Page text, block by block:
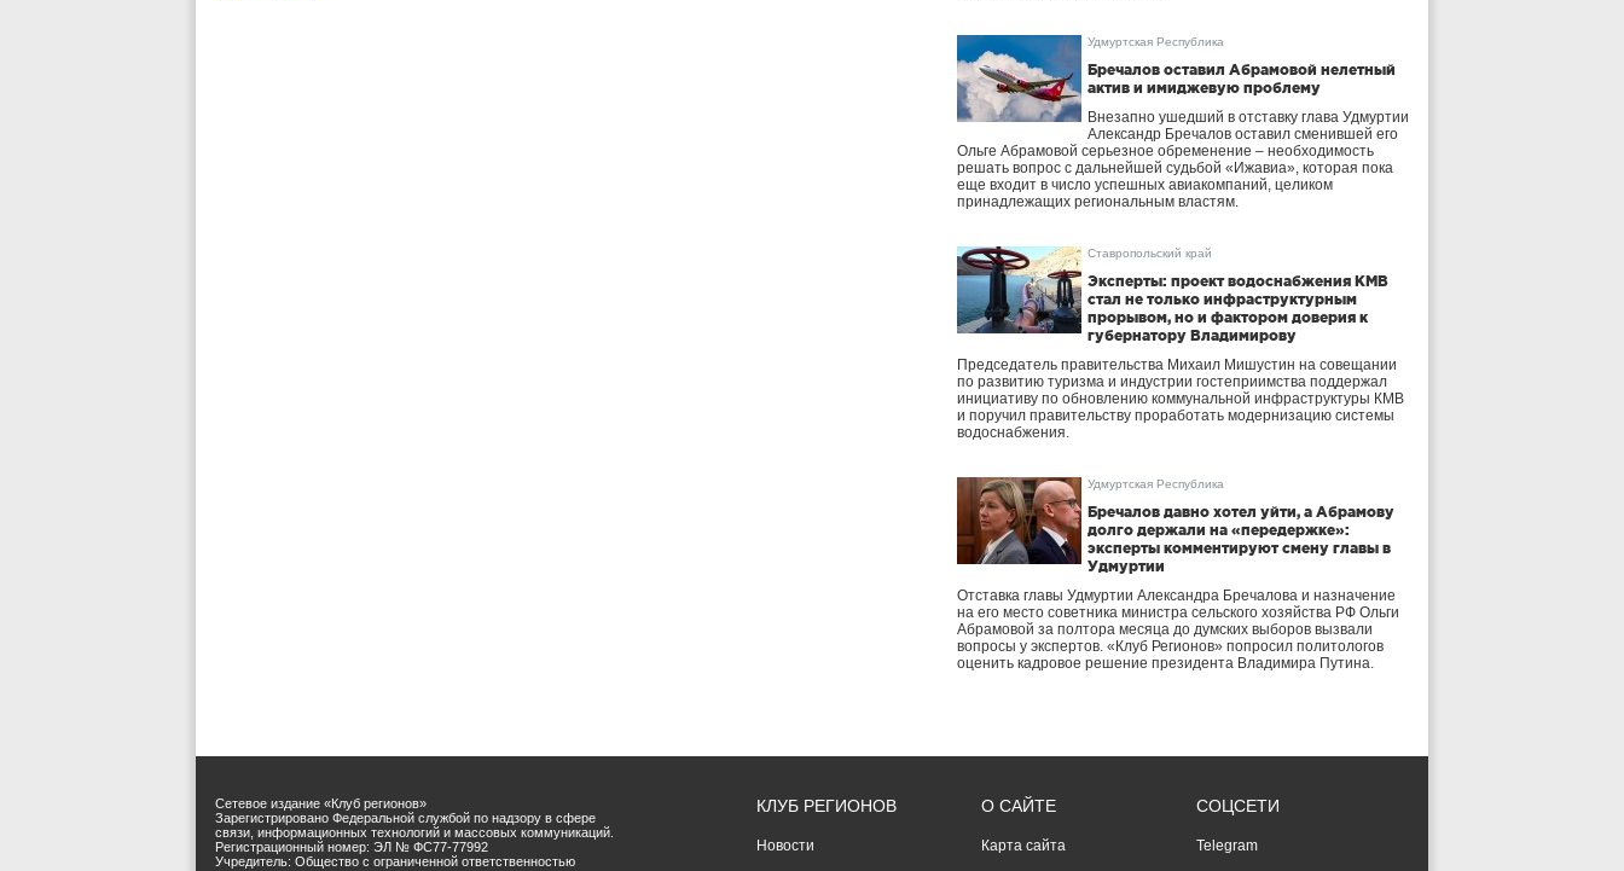
Удмуртская Республика
Бречалов оставил Абрамовой нелетный
актив и имиджевую проблему
Внезапно ушедший в отставку глава Удмуртии
Александр Бречалов оставил сменившей его
Ольге Абрамовой серьезное обременение – необходимость
решать вопрос с дальнейшей судьбой «Ижавиа», которая пока
еще входит в число успешных авиакомпаний, целиком
принадлежащих региональным властям.
Ставропольский край
Эксперты: проект водоснабжения КМВ
стал не только инфраструктурным
прорывом, но и фактором доверия к
губернатору Владимирову
Председатель правительства Михаил Мишустин на совещании
по развитию туризма и индустрии гостеприимства поддержал
инициативу по обновлению коммунальной инфраструктуры КМВ
и поручил правительству проработать модернизацию системы
водоснабжения.
Удмуртская Республика
Бречалов давно хотел уйти, а Абрамову
долго держали на «передержке»:
эксперты комментируют смену главы в
Удмуртии
Отставка главы Удмуртии Александра Бречалова и назначение
на его место советника министра сельского хозяйства РФ Ольги
Абрамовой за полтора месяца до думских выборов вызвали
вопросы у экспертов. «Клуб Регионов» попросил политологов
оценить кадровое решение президента Владимира Путина.
Сетевое издание «Клуб регионов»
Зарегистрировано Федеральной службой по надзору в сфере
связи, информационных технологий и массовых коммуникаций.
Регистрационный номер: ЭЛ № ФС77-77992
Учредитель: Общество с ограниченной ответственностью
КЛУБ РЕГИОНОВ
Новости
О САЙТЕ
Карта сайта
СОЦСЕТИ
Telegram